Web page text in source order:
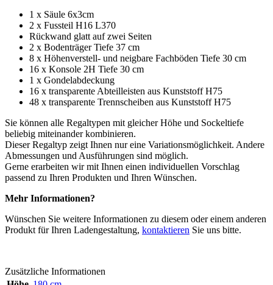
1 x Säule 6x3cm
2 x Fussteil H16 L370
Rückwand glatt auf zwei Seiten
2 x Bodenträger Tiefe 37 cm
8 x Höhenverstell- und neigbare Fachböden Tiefe 30 cm
16 x Konsole 2H Tiefe 30 cm
1 x Gondelabdeckung
16 x transparente Abteilleisten aus Kunststoff H75
48 x transparente Trennscheiben aus Kunststoff H75
Sie können alle Regaltypen mit gleicher Höhe und Sockeltiefe
beliebig miteinander kombinieren.
Dieser Regaltyp zeigt Ihnen nur eine Variationsmöglichkeit. Andere
Abmessungen und Ausführungen sind möglich.
Gerne erarbeiten wir mit Ihnen einen individuellen Vorschlag
passend zu Ihren Produkten und Ihren Wünschen.
Mehr Informationen?
Wünschen Sie weitere Informationen zu diesem oder einem anderen
Produkt für Ihren Ladengestaltung, kontaktieren Sie uns bitte.
Zusätzliche Informationen